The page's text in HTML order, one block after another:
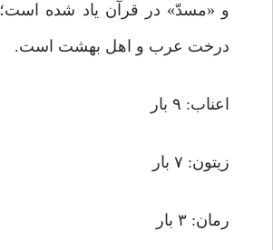
و «مسدّ» در قرآن یاد شده
درخت عرب و اهل بهشت است.
اعناب: ۹ بار
زیتون: ۷ بار
رمان: ۳ بار